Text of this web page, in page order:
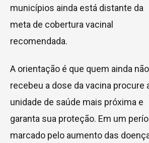
municípios ainda está distante da
meta de cobertura vacinal
recomendada.
A orientação é que quem ainda não
recebeu a dose da vacina procure
unidade de saúde mais próxima e
garanta sua proteção. Em um
marcado pelo aumento das